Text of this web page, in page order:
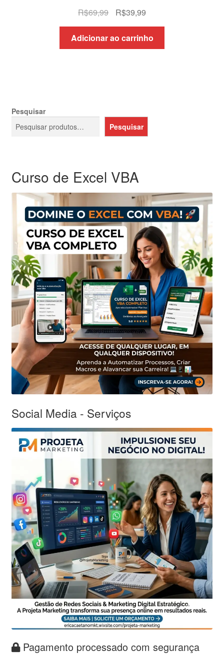
R$69,99
O
preço
original
era:
R$39,99O
preço
atual
é:
Adicionar ao carrinho
Pesquisar
Pesquisar
Curso de Excel VBA
Social Media - Serviços
Pagamento processado com segurança